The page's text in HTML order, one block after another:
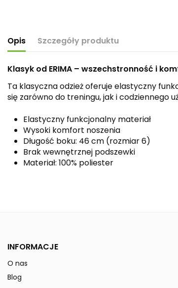
Opis Szczegóły produktu
Klasyk od ERIMA – wszechstronność i
Ta klasyczna odzież oferuje elastyczny
się zarówno do treningu, jak i codziennego
Elastyczny funkcjonalny materiał
Wysoki komfort noszenia
Długość boku: 46 cm (rozmiar 6)
Brak wewnętrznej podszewki
Materiał: 100% poliester
W magazynie
INFORMACJE
O nas
Blog